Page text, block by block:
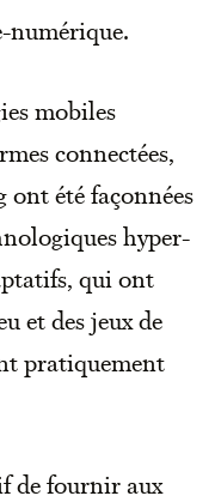
numérique.
mobiles
connectées,
ont été façonnées
hyper-
qui ont
et des jeux de
pratiquement
de fournir aux